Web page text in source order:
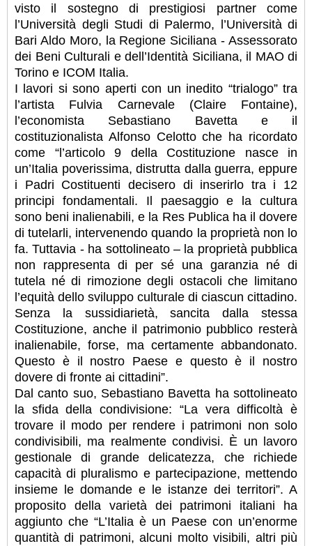
visto il sostegno di prestigiosi partner come
l’Università degli Studi di Palermo, l’Università di
Bari Aldo Moro, la Regione Siciliana - Assessorato
dei Beni Culturali e dell’Identità Siciliana, il MAO di
Torino e ICOM Italia.
I lavori si sono aperti con un inedito “trialogo” tra
l’artista Fulvia Carnevale (Claire Fontaine),
l’economista Sebastiano Bavetta e il
costituzionalista Alfonso Celotto che ha ricordato
come “l’articolo 9 della Costituzione nasce in
un’Italia poverissima, distrutta dalla guerra, eppure
i Padri Costituenti decisero di inserirlo tra i 12
principi fondamentali. Il paesaggio e la cultura
sono beni inalienabili, e la Res Publica ha il dovere
di tutelarli, intervenendo quando la proprietà non lo
fa. Tuttavia - ha sottolineato – la proprietà pubblica
non rappresenta di per sé una garanzia né di
tutela né di rimozione degli ostacoli che limitano
l’equità dello sviluppo culturale di ciascun cittadino.
Senza la sussidiarietà, sancita dalla stessa
Costituzione, anche il patrimonio pubblico resterà
inalienabile, forse, ma certamente abbandonato.
Questo è il nostro Paese e questo è il nostro
dovere di fronte ai cittadini”.
Dal canto suo, Sebastiano Bavetta ha sottolineato
la sfida della condivisione: “La vera difficoltà è
trovare il modo per rendere i patrimoni non solo
condivisibili, ma realmente condivisi. È un lavoro
gestionale di grande delicatezza, che richiede
capacità di pluralismo e partecipazione, mettendo
insieme le domande e le istanze dei territori”. A
proposito della varietà dei patrimoni italiani ha
aggiunto che “L’Italia è un Paese con un’enorme
quantità di patrimoni, alcuni molto visibili, altri più